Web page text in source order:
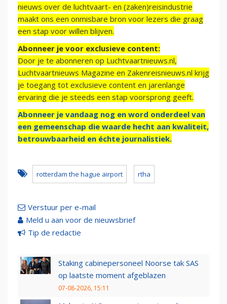
nieuws over de luchtvaart- en (zaken)reisindustrie
maakt ons een onmisbare bron voor lezers die graag
een stap voor willen blijven.
Abonneer je voor exclusieve content:
Door je te abonneren op Luchtvaartnieuws.nl,
Luchtvaartnieuws Magazine en Zakenreisnieuws.nl krijg
je toegang tot exclusieve content en jarenlange
ervaring die je steeds een stap voorsprong geeft.
Abonneer je vandaag nog en word onderdeel van
een gemeenschap die waarde hecht aan kwaliteit,
betrouwbaarheid en échte journalistiek.
rotterdam the hague airport rtha
Verstuur per e-mail
Meld u aan voor de nieuwsbrief
Tip de redactie
Staking cabinepersoneel Noorse tak SAS
op laatste moment afgeblazen
07-08-2026, 15:11